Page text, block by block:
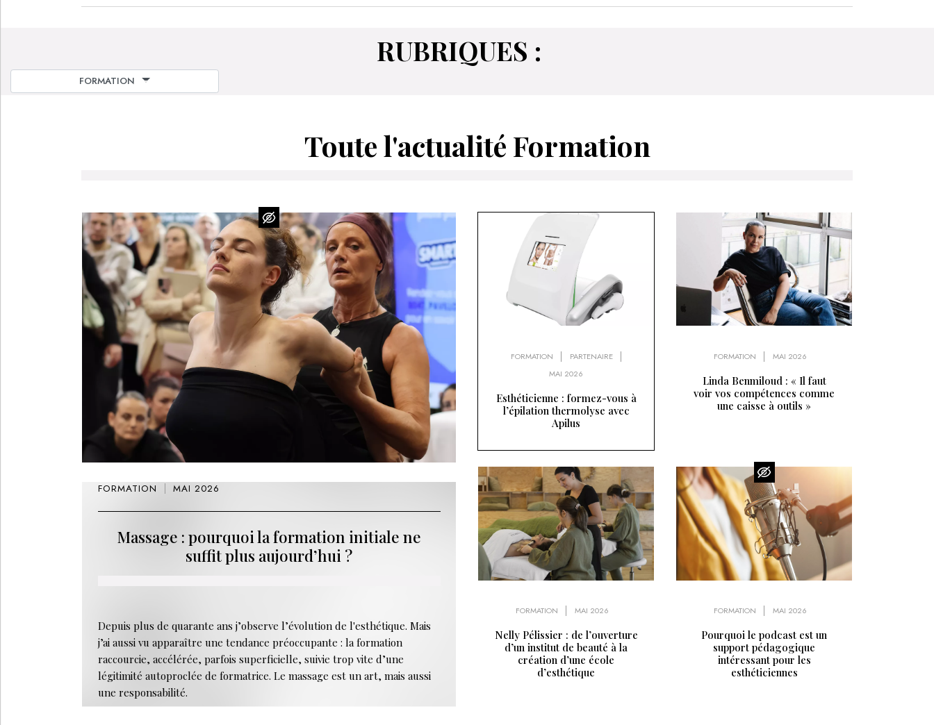
RUBRIQUES :
FORMATION
Toute l'actualité Formation
FORMATION MAI 2026
Massage : pourquoi la formation initiale ne
suffit plus aujourd’hui ?
Depuis plus de quarante ans j’observe l’évolution de l'esthétique. Mais
j’ai aussi vu apparaître une tendance préoccupante : la formation
raccourcie, accélérée, parfois superficielle, suivie trop vite d’une
légitimité autoproclée de formatrice. Le massage est un art, mais aussi
une responsabilité.
FORMATION
PARTENAIRE
MAI 2026
Esthéticienne : formez-vous à
l’épilation thermolyse avec
Apilus
FORMATION MAI 2026
Linda Benmiloud : « Il faut
voir vos compétences comme
une caisse à outils »
FORMATION MAI 2026
Nelly Pélissier : de l’ouverture
d’un institut de beauté à la
création d’une école
d’esthétique
FORMATION MAI 2026
Pourquoi le podcast est un
support pédagogique
intéressant pour les
esthéticiennes